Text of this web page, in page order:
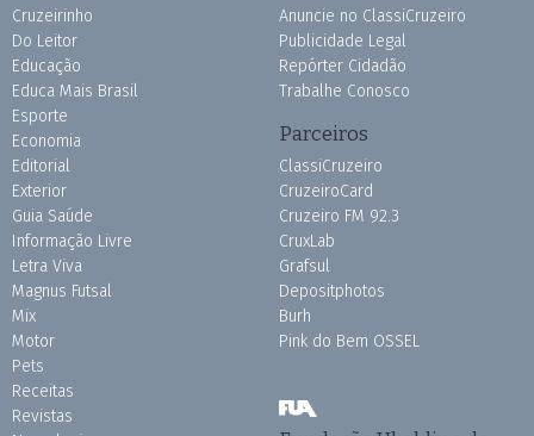
Cruzeirinho
Do Leitor
Educação
Educa Mais Brasil
Esporte
Economia
Editorial
Exterior
Guia Saúde
Informação Livre
Letra Viva
Magnus Futsal
Mix
Motor
Pets
Receitas
Revistas
Anuncie no ClassiCruzeiro
Publicidade Legal
Repórter Cidadão
Trabalhe Conosco
Parceiros
ClassiCruzeiro
CruzeiroCard
Cruzeiro FM 92.3
CruxLab
Grafsul
Depositphotos
Burh
Pink do Bem OSSEL